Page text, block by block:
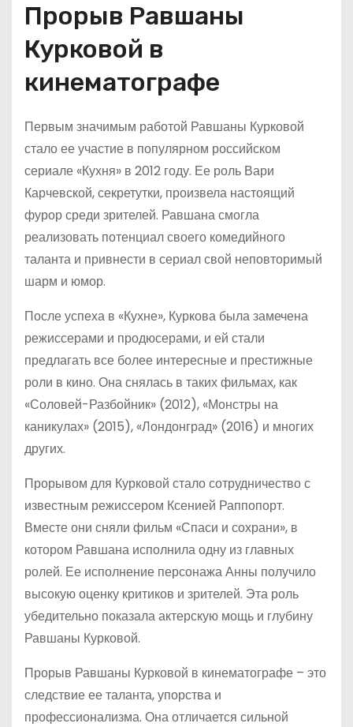
Прорыв Равшаны
Курковой в
кинематографе
Первым значимым работой Равшаны Курковой
стало ее участие в популярном российском
сериале «Кухня» в 2012 году. Ее роль Вари
Карчевской, секретутки, произвела настоящий
фурор среди зрителей. Равшана смогла
реализовать потенциал своего комедийного
таланта и привнести в сериал свой неповторимый
шарм и юмор.
После успеха в «Кухне», Куркова была замечена
режиссерами и продюсерами, и ей стали
предлагать все более интересные и престижные
роли в кино. Она снялась в таких фильмах, как
«Соловей-Разбойник» (2012), «Монстры на
каникулах» (2015), «Лондонград» (2016) и многих
других.
Прорывом для Курковой стало сотрудничество с
известным режиссером Ксенией Раппопорт.
Вместе они сняли фильм «Спаси и сохрани», в
котором Равшана исполнила одну из главных
ролей. Ее исполнение персонажа Анны получило
высокую оценку критиков и зрителей. Эта роль
убедительно показала актерскую мощь и глубину
Равшаны Курковой.
Прорыв Равшаны Курковой в кинематографе – это
следствие ее таланта, упорства и
профессионализма. Она отличается сильной